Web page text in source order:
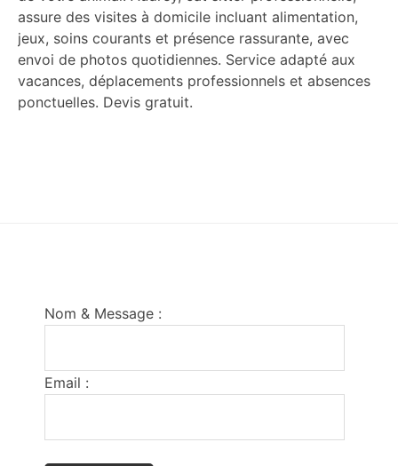
assure des visites à domicile incluant alimentation,
jeux, soins courants et présence rassurante, avec
envoi de photos quotidiennes. Service adapté aux
vacances, déplacements professionnels et absences
ponctuelles. Devis gratuit.
Nom & Message :
Email :